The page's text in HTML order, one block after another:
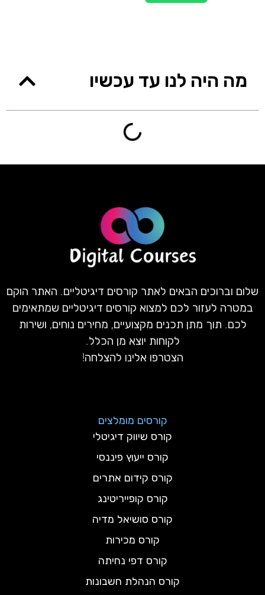
מה היה לנו עד עכשיו
שלום וברוכים הבאים לאתר קורסים דיגיטליים. האתר הוקם
במטרה לעזור לכם למצוא קורסים דיגיטליים שמתאימים
לכם. תוך מתן תכנים מקצועיים, מחירים נוחים, ושירות
לקוחות יוצא מן הכלל.
הצטרפו אלינו להצלחה!
קורסים מומלצים
קורס שיווק דיגיטלי
קורס ייעוץ פיננסי
קורס קידום אתרים
קורס קופייריטינג
קורס סושיאל מדיה
קורס מכירות
קורס דפי נחיתה
קורס הנהלת חשבונות